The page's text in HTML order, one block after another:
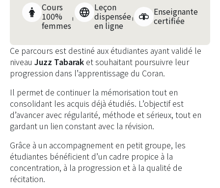
Cours
100%
femmes
Leçon
dispensée
en ligne
Enseignante
certifiée
Ce parcours est destiné aux étudiantes ayant validé le
niveau Juzz Tabarak et souhaitant poursuivre leur
progression dans l’apprentissage du Coran.
Il permet de continuer la mémorisation tout en
consolidant les acquis déjà étudiés. L’objectif est
d’avancer avec régularité, méthode et sérieux, tout en
gardant un lien constant avec la révision.
Grâce à un accompagnement en petit groupe, les
étudiantes bénéficient d’un cadre propice à la
concentration, à la progression et à la qualité de
récitation.